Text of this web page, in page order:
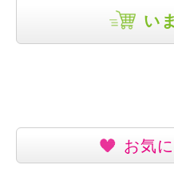
い
お気